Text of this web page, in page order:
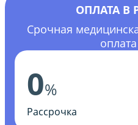
ОПЛАТА В
Срочная
0%
Рассрочка